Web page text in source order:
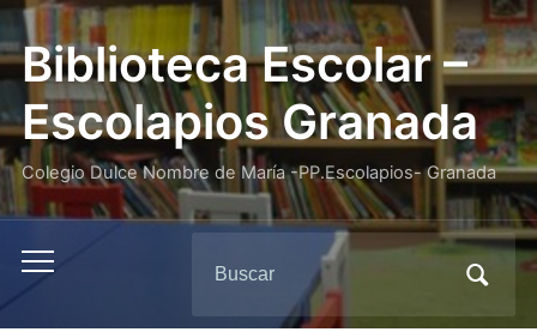
Biblioteca Escolar –
Escolapios Granada
Colegio Dulce Nombre de María -PP.Escolapios- Granada
Alternar